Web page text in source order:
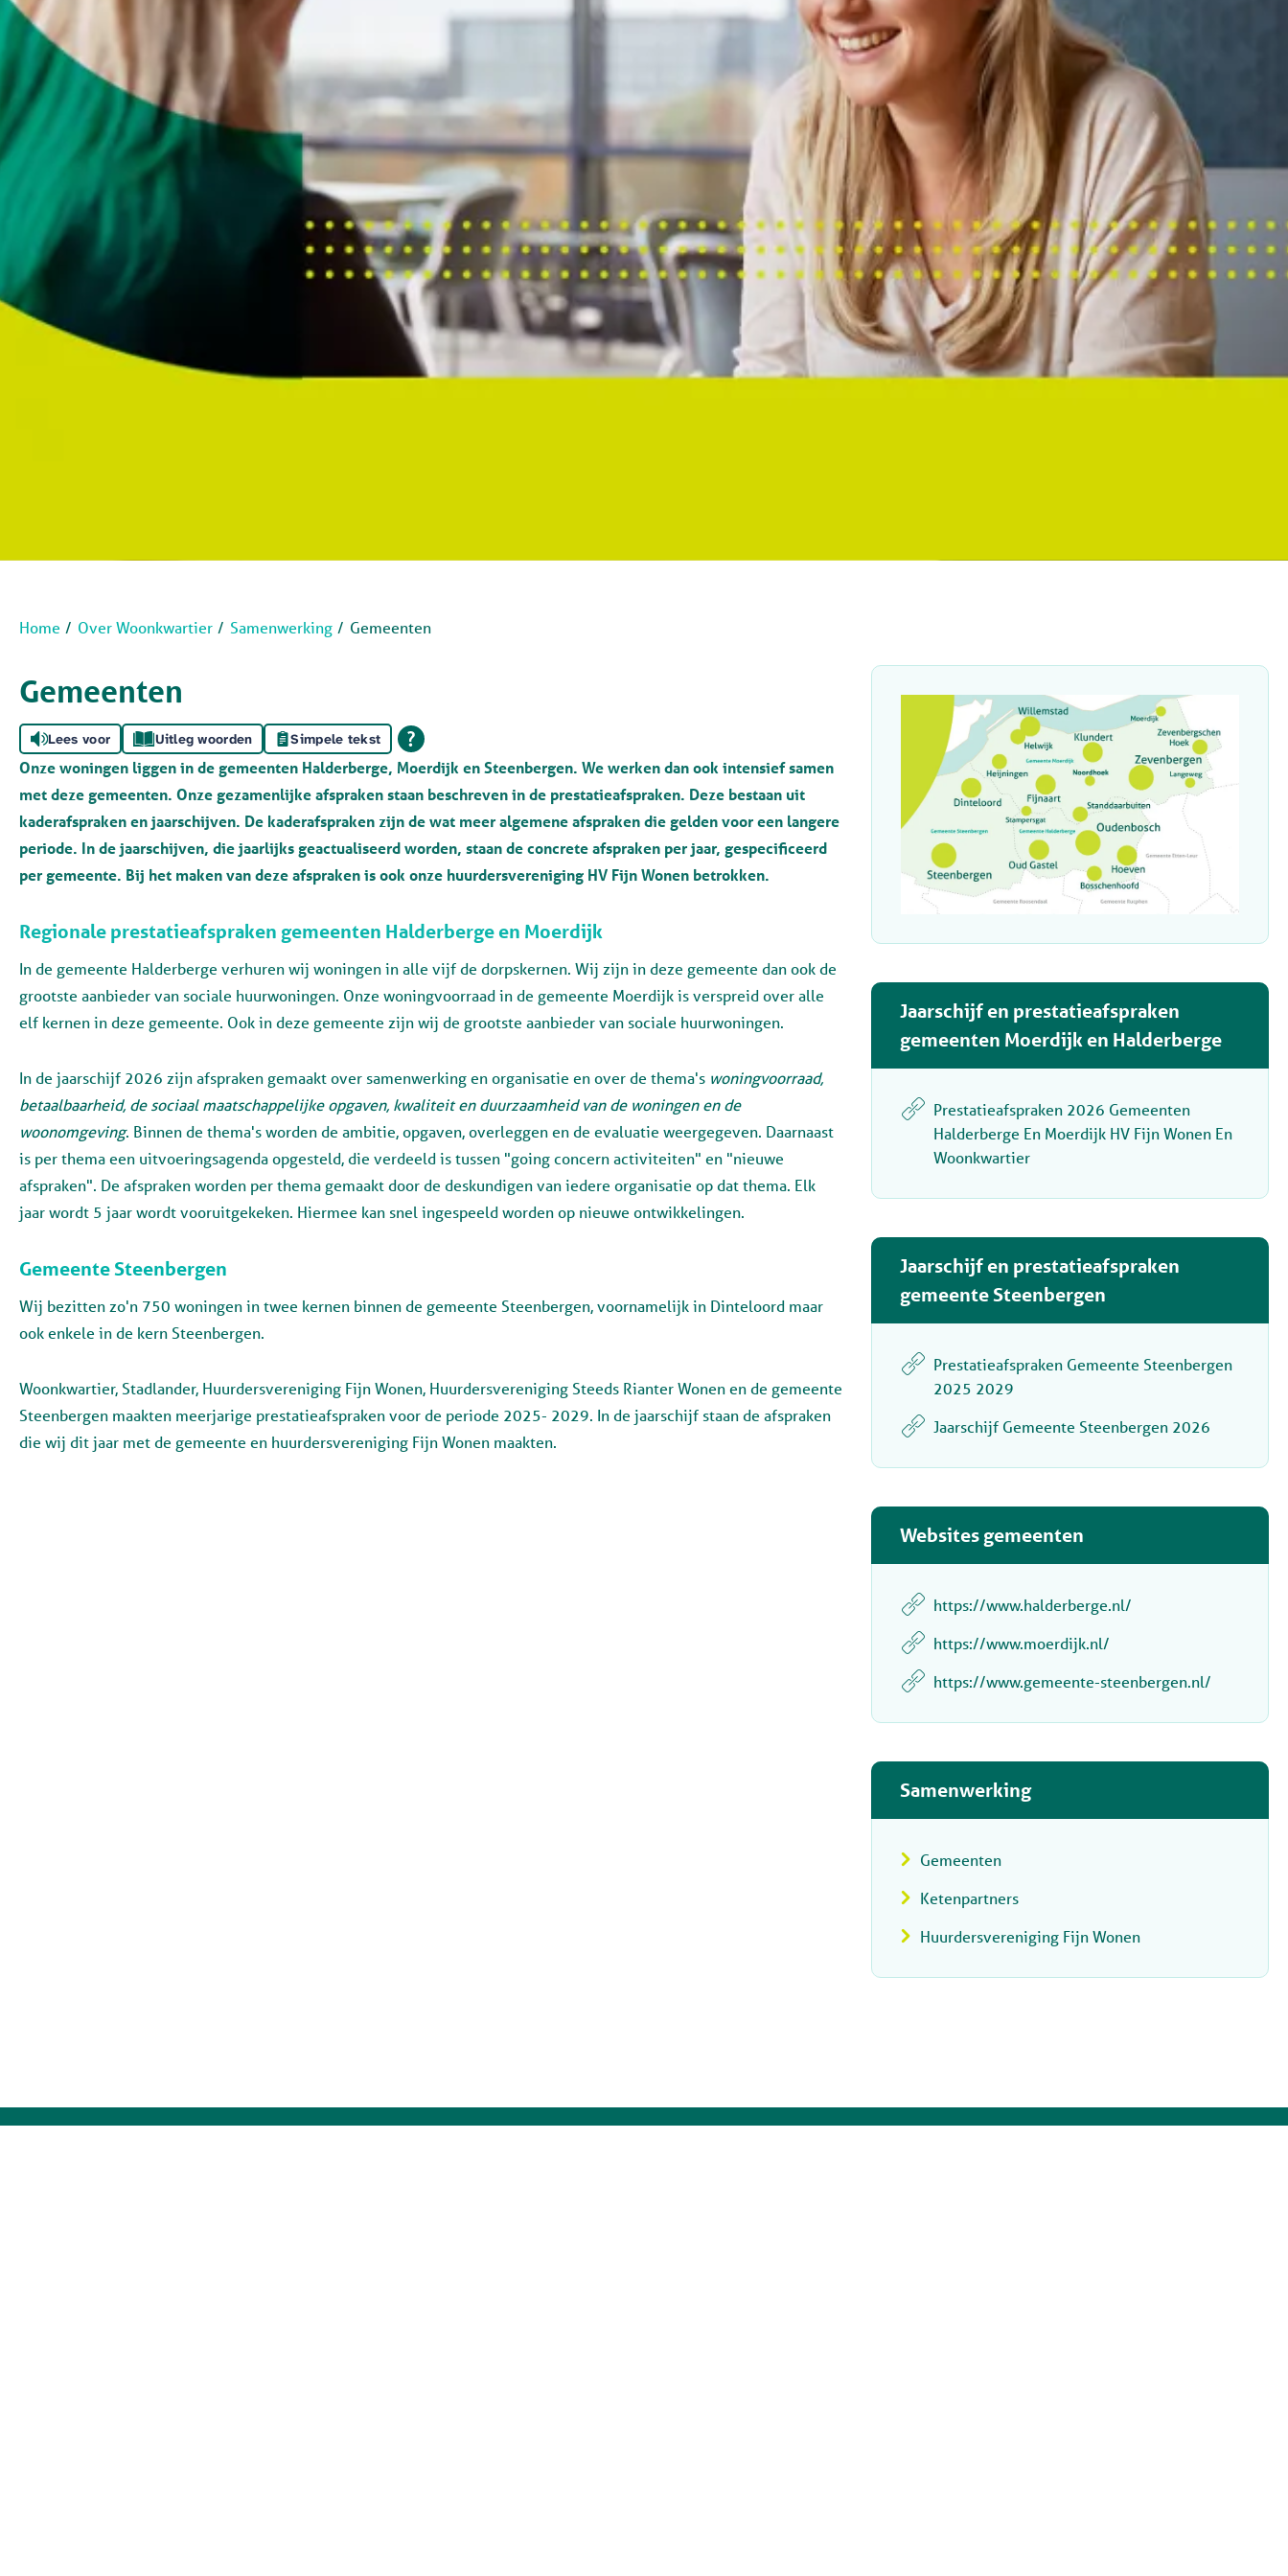
Home Over Woonkwartier Samenwerking Gemeenten
Gemeenten
Lees voor Uitleg woorden Simpele tekst
Onze woningen liggen in de gemeenten Halderberge, Moerdijk en Steenbergen. We werken dan ook intensief samen
met deze gemeenten. Onze gezamenlijke afspraken staan beschreven in de prestatieafspraken. Deze bestaan uit
kaderafspraken en jaarschijven. De kaderafspraken zijn de wat meer algemene afspraken die gelden voor een langere
periode. In de jaarschijven, die jaarlijks geactualiseerd worden, staan de concrete afspraken per jaar, gespecificeerd
per gemeente. Bij het maken van deze afspraken is ook onze huurdersvereniging HV Fijn Wonen betrokken.
Regionale prestatieafspraken gemeenten Halderberge en Moerdijk
In de gemeente Halderberge verhuren wij woningen in alle vijf de dorpskernen. Wij zijn in deze gemeente dan ook de
grootste aanbieder van sociale huurwoningen. Onze woningvoorraad in de gemeente Moerdijk is verspreid over alle
elf kernen in deze gemeente. Ook in deze gemeente zijn wij de grootste aanbieder van sociale huurwoningen.
In de jaarschijf 2026 zijn afspraken gemaakt over samenwerking en organisatie en over de thema's woningvoorraad,
betaalbaarheid, de sociaal maatschappelijke opgaven, kwaliteit en duurzaamheid van de woningen en de
woonomgeving. Binnen de thema's worden de ambitie, opgaven, overleggen en de evaluatie weergegeven. Daarnaast
is per thema een uitvoeringsagenda opgesteld, die verdeeld is tussen "going concern activiteiten" en "nieuwe
afspraken". De afspraken worden per thema gemaakt door de deskundigen van iedere organisatie op dat thema. Elk
jaar wordt 5 jaar wordt vooruitgekeken. Hiermee kan snel ingespeeld worden op nieuwe ontwikkelingen.
Gemeente Steenbergen
Wij bezitten zo'n 750 woningen in twee kernen binnen de gemeente Steenbergen, voornamelijk in Dinteloord maar
ook enkele in de kern Steenbergen.
Woonkwartier, Stadlander, Huurdersvereniging Fijn Wonen, Huurdersvereniging Steeds Rianter Wonen en de gemeente
Steenbergen maakten meerjarige prestatieafspraken voor de periode 2025- 2029. In de jaarschijf staan de afspraken
die wij dit jaar met de gemeente en huurdersvereniging Fijn Wonen maakten.
Jaarschijf en prestatieafspraken
gemeenten Moerdijk en Halderberge
Prestatieafspraken 2026 Gemeenten
Halderberge En Moerdijk HV Fijn Wonen En
Woonkwartier
Jaarschijf en prestatieafspraken
gemeente Steenbergen
Prestatieafspraken Gemeente Steenbergen
2025 2029
Jaarschijf Gemeente Steenbergen 2026
Websites gemeenten
https://www.halderberge.nl/
https://www.moerdijk.nl/
https://www.gemeente-steenbergen.nl/
Samenwerking
Gemeenten
Ketenpartners
Huurdersvereniging Fijn Wonen